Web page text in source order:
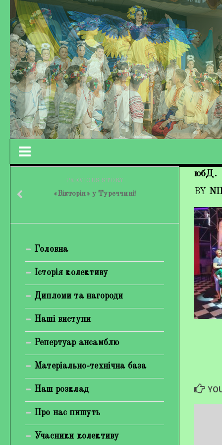
Кохно Вікторія Вікторівна
Гірієнко Ірина Михайлівна
Галерея
Відеогалерея
Фотогалерея
юбД.
BY
PREVIOUS STORY
«Вікторія» у Туреччині!
Головна
Історія колективу
Дипломи та нагороди
Наші виступи
Репертуар ансамблю
Матеріально-технічна база
Наш розклад
Про нас пишуть
Учасники колективу